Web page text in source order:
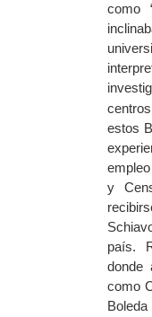
como
estos
y
país.
donde
como